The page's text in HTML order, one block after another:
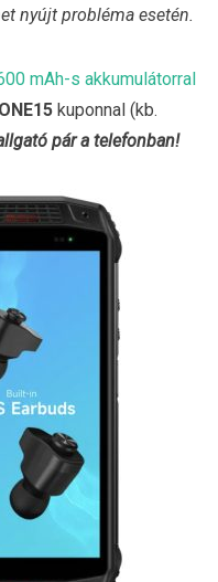
nyújt probléma esetén.
mAh-s akkumulátorral
kuponnal (kb.
pár a telefonban!